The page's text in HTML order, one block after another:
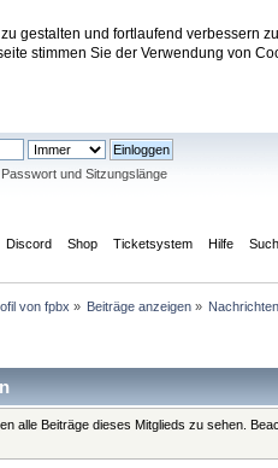
gestalten und fortlaufend verbessern
stimmen Sie der Verwendung von
Forum
und Sitzungslänge
Discord Shop Ticketsystem Hilfe
von fpbx » Beiträge anzeigen»
alle Beiträge dieses Mitglieds zu sehen.